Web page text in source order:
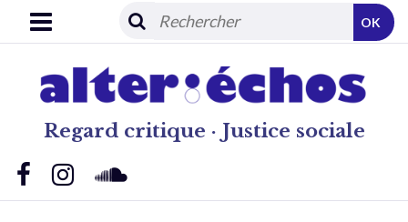
Regard critique · Justice sociale
OK